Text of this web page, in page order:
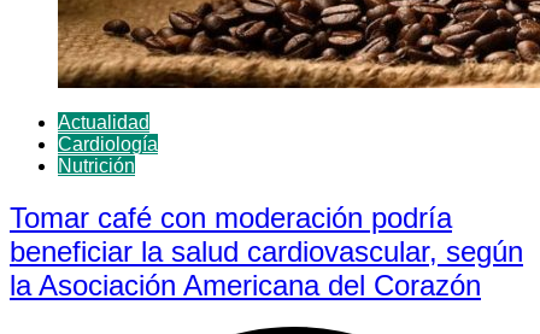
Actualidad
Cardiología
Nutrición
Tomar café con moderación podría
beneficiar la salud cardiovascular, según
la Asociación Americana del Corazón